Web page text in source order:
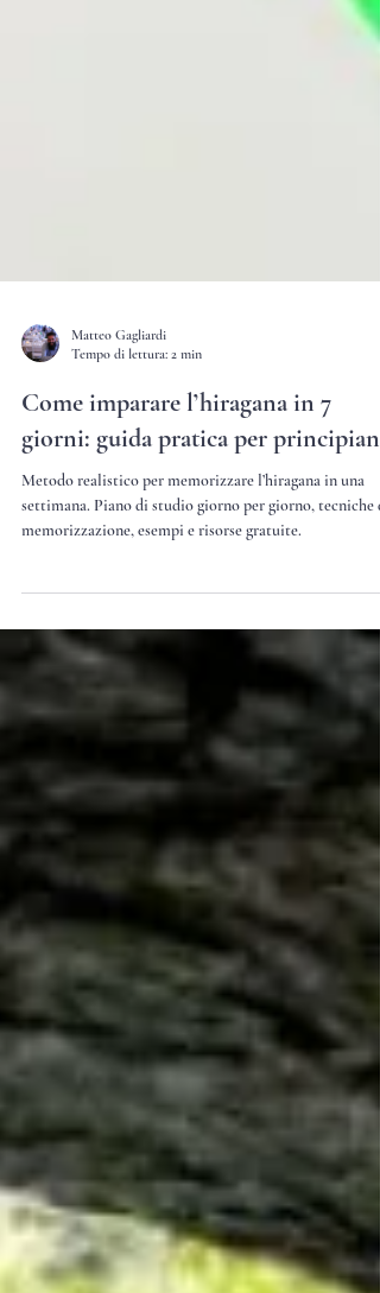
Matteo Gagliardi
Tempo di lettura: 2 min
Come imparare l’hiragana in 7
giorni: guida pratica per principianti
settimana. Piano di studio giorno per giorno, tecniche di
memorizzazione, esempi e risorse gratuite.